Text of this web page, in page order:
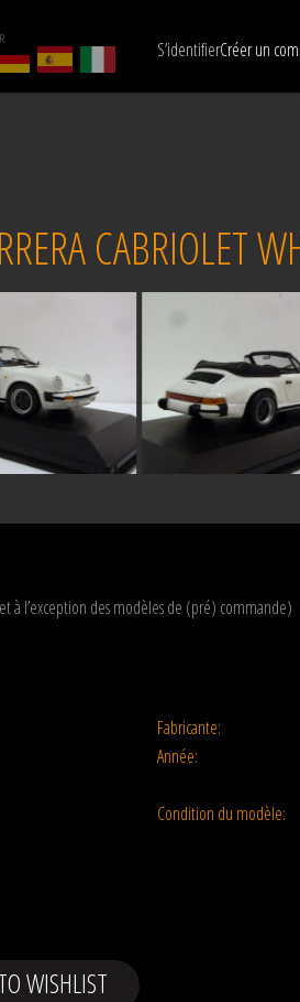
S’identifierCréer un
CABRIOLET
à l’exception des modèles de (pré) commande)
Fabricante:
Année:
Condition du modèle:
WISHLIST